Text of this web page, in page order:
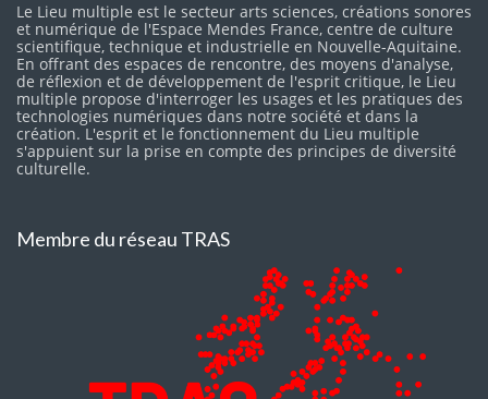
Le Lieu multiple est le secteur arts sciences, créations sonores
et numérique de l'Espace Mendes France, centre de culture
scientifique, technique et industrielle en Nouvelle-Aquitaine.
En offrant des espaces de rencontre, des moyens d'analyse,
de réflexion et de développement de l'esprit critique, le Lieu
multiple propose d'interroger les usages et les pratiques des
technologies numériques dans notre société et dans la
création. L'esprit et le fonctionnement du Lieu multiple
s'appuient sur la prise en compte des principes de diversité
culturelle.
Membre du réseau TRAS